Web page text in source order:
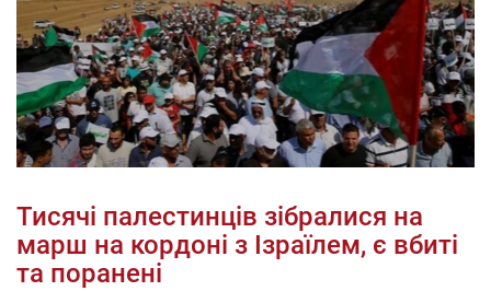
Тисячі палестинців зібралися на
марш на кордоні з Ізраїлем, є вбиті
та поранені